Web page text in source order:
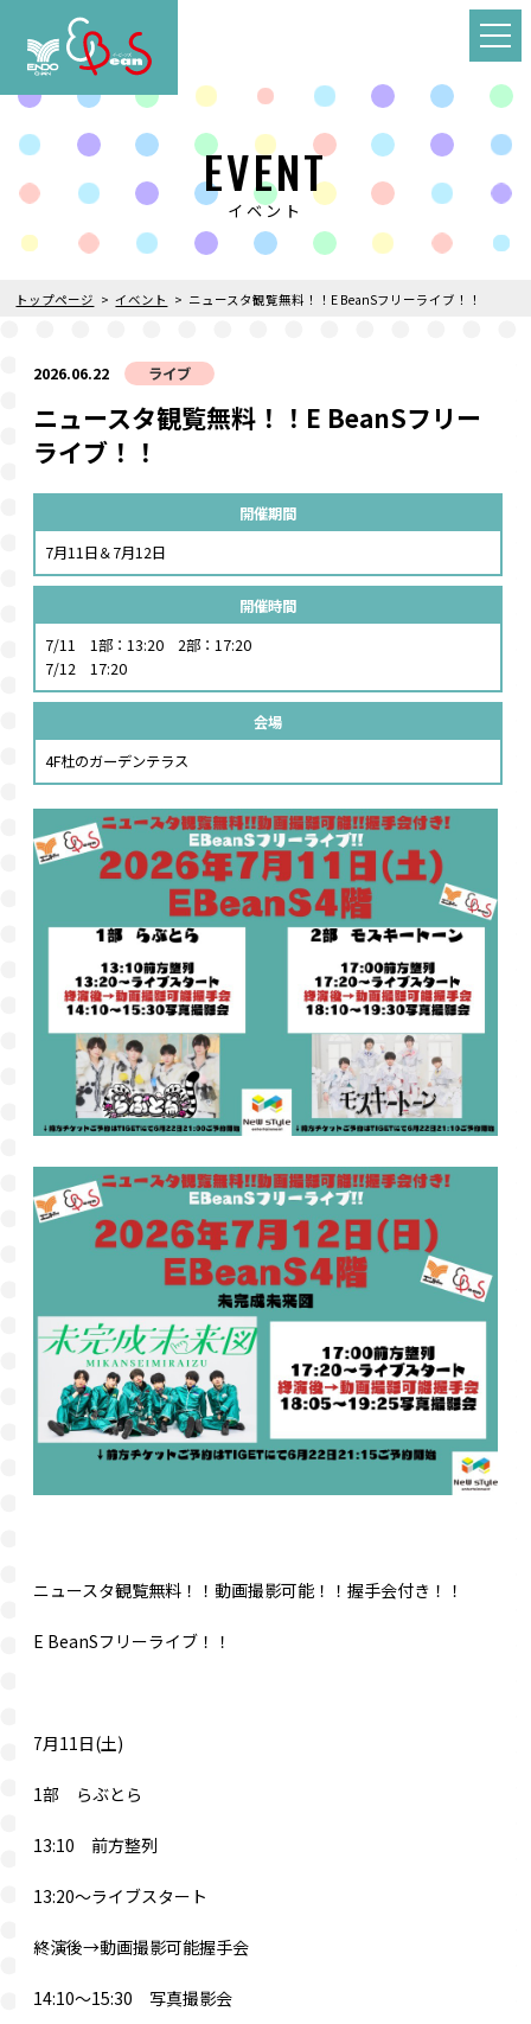
EVENT
イベント
トップページ イベント ニュースタ観覧無料！！E BeanSフリーライブ！！
2026.06.22 ライブ
ニュースタ観覧無料！！E BeanSフリー
ライブ！！
開催期間
7月11日＆7月12日
開催時間
7/11 1部：13:20 2部：17:20
7/12 17:20
会場
4F杜のガーデンテラス
ニュースタ観覧無料！！動画撮影可能！！握手会付き！！
E BeanSフリーライブ！！
7月11日(土)
1部 らぶとら
13:10 前方整列
13:20～ライブスタート
終演後→動画撮影可能握手会
14:10～15:30 写真撮影会